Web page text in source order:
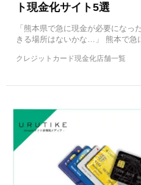
ト現金化サイト5選
「熊本県で急に現金が必要にな
きる場所はないかな…」 熊本で急
クレジットカード現金化店舗一覧